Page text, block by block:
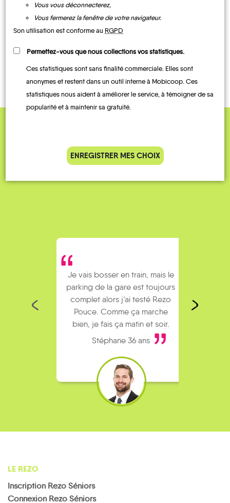
Les infosMOBILITE
TRAIN
TRANSPORTS
À LA
DEMANDE
QUELQUES
Témoignages
Je vais bosser en train, mais le
parking de la gare est toujours
complet alors j’ai testé Rezo
Pouce. Comme ça marche
bien, je fais ça matin et soir.
Stéphane 36 ans
LE REZO
Inscription Rezo Séniors
Connexion Rezo Séniors
Vous vous déconnecterez,
Vous fermerez la fenêtre de votre navigateur.
Son utilisation est conforme au RGPD
Permettez-vous que nous collections vos statistiques.
Ces statistiques sont sans finalité commerciale. Elles sont
anonymes et restent dans un outil interne à Mobicoop. Ces
statistiques nous aident à améliorer le service, à témoigner de sa
popularité et à maintenir sa gratuité.
ENREGISTRER MES CHOIX